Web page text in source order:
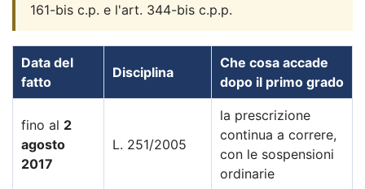
161-bis c.p. e l'art. 344-bis c.p.p.
Data del
fatto
Disciplina
Che cosa accade
dopo il primo grado
fino al 2
agosto
2017
L. 251/2005
la prescrizione
continua a correre,
con le sospensioni
ordinarie